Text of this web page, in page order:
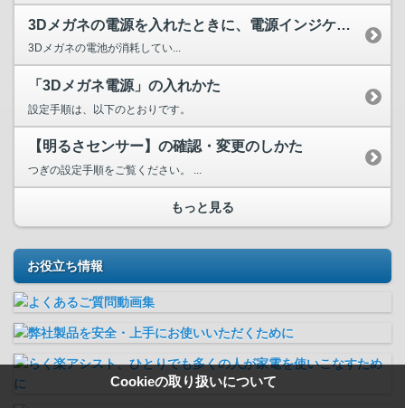
Cookieの取り扱いについて
3Dメガネの電源を入れたときに、電源インジケーターが5回点...
3Dメガネの電池が消耗してい...
「3Dメガネ電源」の入れかた
設定手順は、以下のとおりです。
【明るさセンサー】の確認・変更のしかた
つぎの設定手順をご覧ください。 ...
もっと見る
お役立ち情報